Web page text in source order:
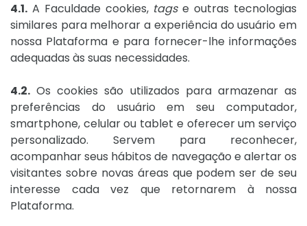
4.1. A Faculdade cookies, tagse outras tecnologias
similares para melhorar a experiência do usuário em
nossa Plataforma e para fornecer-lhe informações
adequadas às suas necessidades.
4.2. Os cookies são utilizados para armazenar as
preferências do usuário em seu computador,
smartphone, celular ou tablet e oferecer um serviço
personalizado. Servem para reconhecer,
acompanhar seus hábitos de navegação e alertar os
visitantes sobre novas áreas que podem ser de seu
interesse cada vez que retornarem à nossa
Plataforma.